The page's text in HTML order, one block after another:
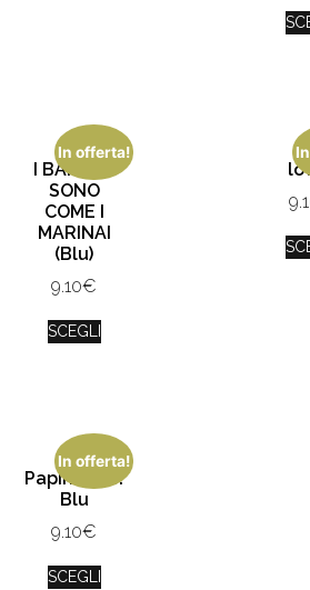
In offerta!
I BAMBINI
SONO
COME I
MARINAI
(Blu)
9.10€
SCEGLI
In offerta!
Papino Mio!
Blu
9.10€
SCEGLI